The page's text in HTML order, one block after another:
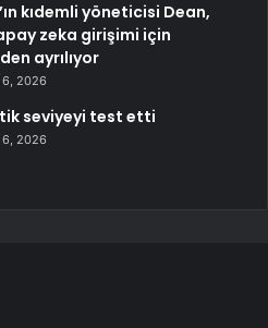
kıdemli yöneticisi Dean,
zeka girişimi için
ayrılıyor
2026
seviyeyi test etti
2026